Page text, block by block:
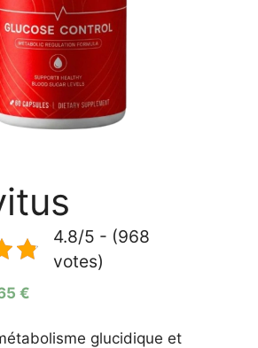
4.8/5 - (968
votes)
€
actuel
glucidique et